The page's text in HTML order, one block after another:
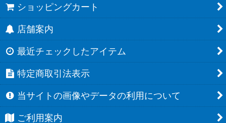
ショッピングカート
店舗案内
最近チェックしたアイテム
特定商取引法表示
当サイトの画像やデータの利用について
ご利用案内